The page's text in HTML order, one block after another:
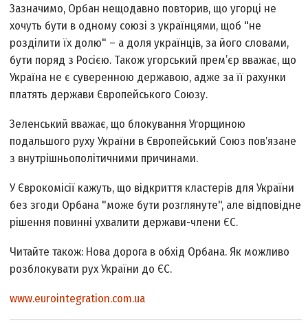
Зазначимо, Орбан нещодавно повторив, що угорці не
хочуть бути в одному союзі з українцями, щоб "не
розділити їх долю" – а доля українців, за його словами,
бути поряд з Росією. Також угорський прем’єр вважає, що
Україна не є суверенною державою, адже за її рахунки
платять держави Європейського Союзу.
Зеленський вважає, що блокування Угорщиною
подальшого руху України в Європейський Союз повʼязане
з внутрішньополітичними причинами.
У Єврокомісії кажуть, що відкриття кластерів для України
без згоди Орбана "може бути розглянуте", але відповідне
рішення повинні ухвалити держави-члени ЄС.
Читайте також: Нова дорога в обхід Орбана. Як можливо
розблокувати рух України до ЄС.
www.eurointegration.com.ua